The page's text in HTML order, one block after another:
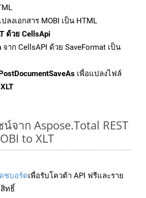
ลงเอกสาร MOBI เป็น HTML
ด้วย CellsApi
จาก CellsAPI ด้วย SaveFormat เป็น
เพื่อแปลงไฟล์
XLT
จาก Aspose.Total REST
to XLT
ชบอร์ดเพื่อรับโควต้า API ฟรีและราย
ทธิ์